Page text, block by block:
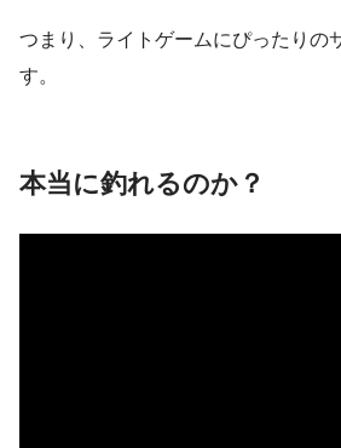
つまり、ライトゲームにぴったりの
す。
本当に釣れるのか？